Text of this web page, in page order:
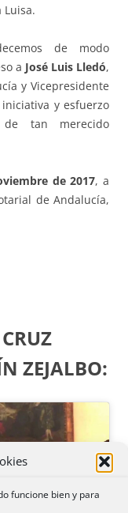
funcione bien y para
Luisa.
de modo
a José Luis Lledó,
y Vicepresidente
y esfuerzo
de tan merecido
de 2017, a
de Andalucía,
ZEJALBO: